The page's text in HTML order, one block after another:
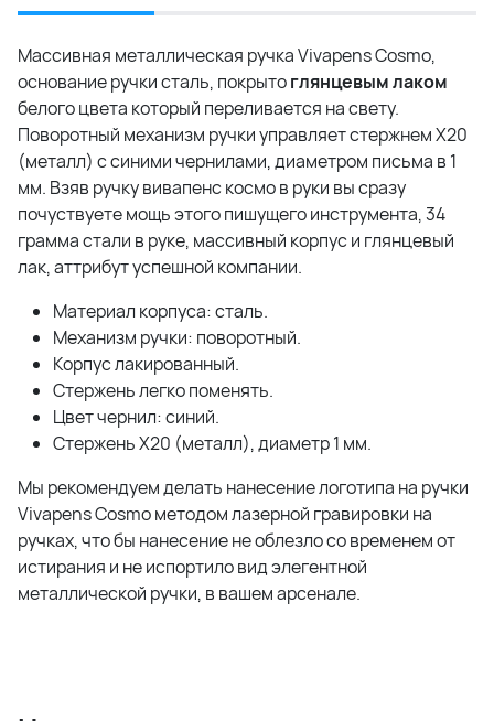
Массивная металлическая ручка Vivapens Cosmo,
основание ручки сталь, покрытоглянцевым лаком
белого цвета который переливается на свету.
Поворотный механизм ручки управляет стержнемХ20
(металл) с синими чернилами, диаметром письма в 1
мм. Взяв ручку вивапенс космо в руки вы сразу
почуствуете мощь этого пишущего инструмента, 34
грамма стали в руке, массивный корпус и глянцевый
лак, аттрибут успешной компании.
Материал корпуса: сталь.
Механизм ручки: поворотный.
Корпус лакированный.
Стержень легко поменять.
Цвет чернил: синий.
Стержень Х20 (металл), диаметр 1 мм.
Мы рекомендуем делать нанесение логотипа на ручки
Vivapens Cosmo методом лазерной гравировки на
ручках, что бы нанесение не облезло со временем от
истирания и не испортило вид элегентной
металлической ручки, в вашем арсенале.